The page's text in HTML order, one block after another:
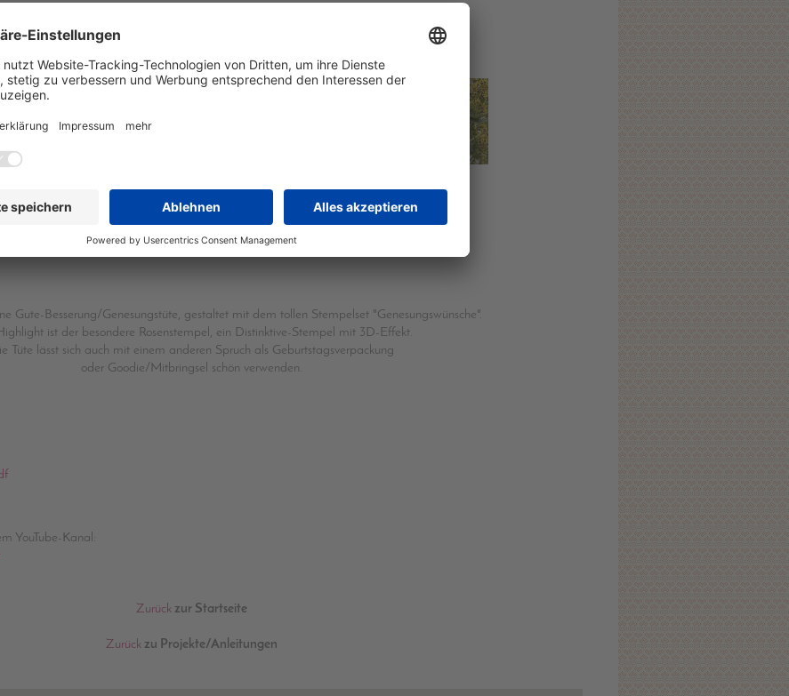
Gute-Besserung/Genesungstüte, gestaltet mit dem tollen Stempelset "Genesungswünsche".
ist der besondere Rosenstempel, ein Distinktive-Stempel mit 3D-Effekt.
Tüte lässt sich auch mit einem anderen Spruch als Geburtstagsverpackung
oder Goodie/Mitbringsel schön verwenden.
YouTube-Kanal:
Zurückzur Startseite
Zurückzu Projekte/Anleitungen